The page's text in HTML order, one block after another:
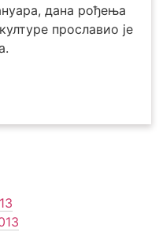
дана рођења
прославио је